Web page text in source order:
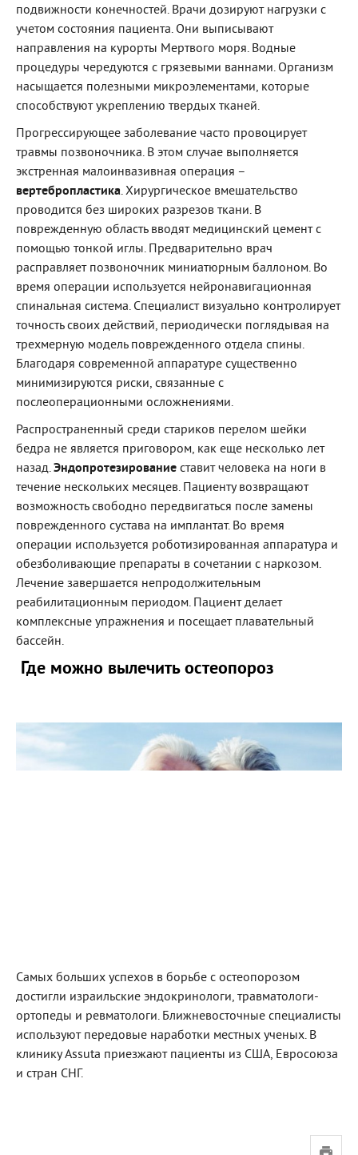
подвижности конечностей. Врачи дозируют нагрузки с
учетом состояния пациента. Они выписывают
направления на курорты Мертвого моря. Водные
процедуры чередуются с грязевыми ваннами. Организм
насыщается полезными микроэлементами, которые
способствуют укреплению твердых тканей.
Прогрессирующее заболевание часто провоцирует
травмы позвоночника. В этом случае выполняется
экстренная малоинвазивная операция –
вертебропластика. Хирургическое вмешательство
проводится без широких разрезов ткани. В
поврежденную область вводят медицинский цемент с
помощью тонкой иглы. Предварительно врач
расправляет позвоночник миниатюрным баллоном. Во
время операции используется нейронавигационная
спинальная система. Специалист визуально контролирует
точность своих действий, периодически поглядывая на
трехмерную модель поврежденного отдела спины.
Благодаря современной аппаратуре существенно
минимизируются риски, связанные с
послеоперационными осложнениями.
Распространенный среди стариков перелом шейки
бедра не является приговором, как еще несколько лет
назад.Эндопротезирование ставит человека на ноги в
течение нескольких месяцев. Пациенту возвращают
возможность свободно передвигаться после замены
поврежденного сустава на имплантат. Во время
операции используется роботизированная аппаратура и
обезболивающие препараты в сочетании с наркозом.
Лечение завершается непродолжительным
реабилитационным периодом. Пациент делает
комплексные упражнения и посещает плавательный
бассейн.
Где можно вылечить остеопороз
Самых больших успехов в борьбе с остеопорозом
достигли израильские эндокринологи, травматологи-
ортопеды и ревматологи. Ближневосточные специалисты
используют передовые наработки местных ученых. В
клинику Assuta приезжают пациенты из США, Евросоюза
и стран СНГ.